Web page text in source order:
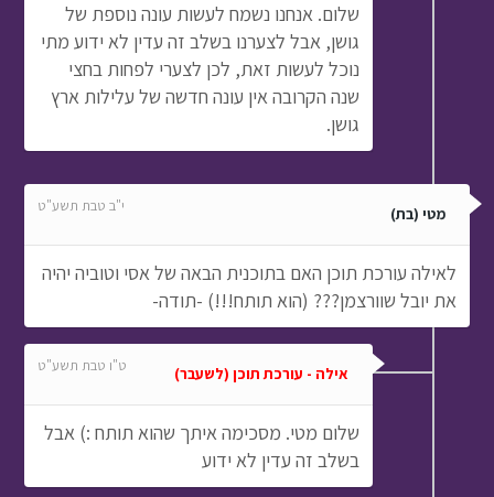
שלום. אנחנו נשמח לעשות עונה נוספת של
גושן, אבל לצערנו בשלב זה עדין לא ידוע מתי
נוכל לעשות זאת, לכן לצערי לפחות בחצי
שנה הקרובה אין עונה חדשה של עלילות ארץ
גושן.
מטי (בת) י"ב טבת תשע"ט
לאילה עורכת תוכן האם בתוכנית הבאה של אסי וטוביה יהיה
את יובל שוורצמן??? (הוא תותח!!!) -תודה-
אילה - עורכת תוכן (לשעבר) ט"ו טבת תשע"ט
שלום מטי. מסכימה איתך שהוא תותח :) אבל
בשלב זה עדין לא ידוע